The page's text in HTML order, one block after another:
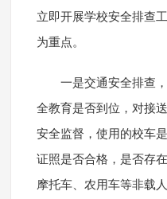
立即开展学校安全排查
为重点。
一是交通安全排查
全教育是否到位，对接
安全监督，使用的校车
证照是否合格，是否存
摩托车、农用车等非载